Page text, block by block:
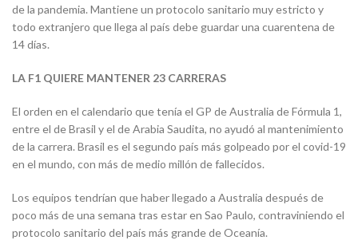
de la pandemia. Mantiene un protocolo sanitario muy estricto y
todo extranjero que llega al país debe guardar una cuarentena de
14 días.
LA F1 QUIERE MANTENER 23 CARRERAS
El orden en el calendario que tenía el GP de Australia de Fórmula 1,
entre el de Brasil y el de Arabia Saudita, no ayudó al mantenimiento
de la carrera. Brasil es el segundo país más golpeado por el covid-19
en el mundo, con más de medio millón de fallecidos.
Los equipos tendrían que haber llegado a Australia después de
poco más de una semana tras estar en Sao Paulo, contraviniendo el
protocolo sanitario del país más grande de Oceanía.